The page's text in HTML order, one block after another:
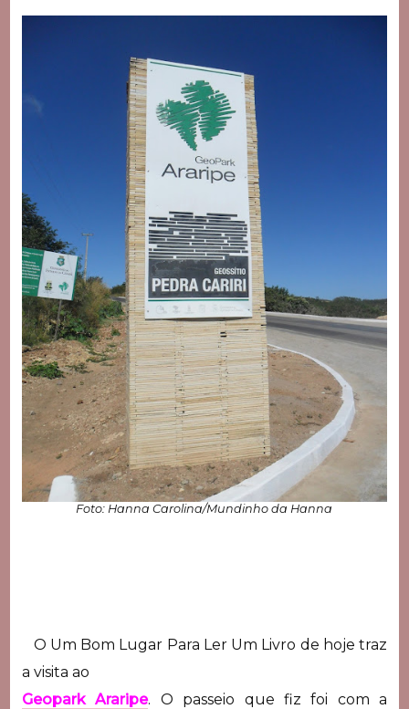
Foto: Hanna Carolina/Mundinho da Hanna
O Um Bom Lugar Para Ler Um Livro de hoje traz
a visita ao
Geopark Araripe. O passeio que fiz foi com a